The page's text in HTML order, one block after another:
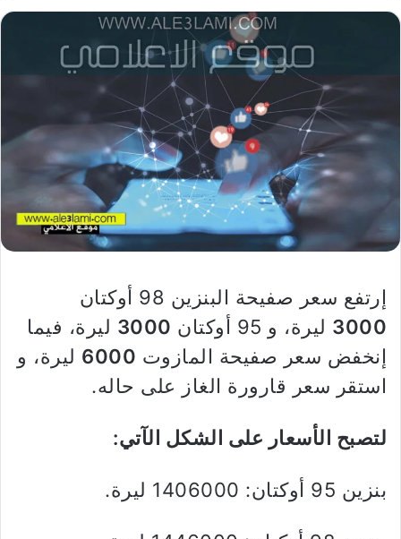
إرتفع سعر صفيحة البنزين 98 أوكتان
3000 ليرة، و 95 أوكتان 3000 ليرة، فيما
إنخفض سعر صفيحة المازوت 6000 ليرة، و
استقر سعر قارورة الغاز على حاله.
لتصبح الأسعار على الشكل الآتي:
بنزين 95 أوكتان: 1406000 ليرة.